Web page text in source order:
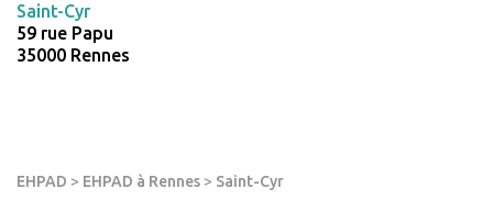
EHPAD > EHPAD à Rennes > Saint-Cyr
Saint-Cyr
59 rue Papu
35000 Rennes